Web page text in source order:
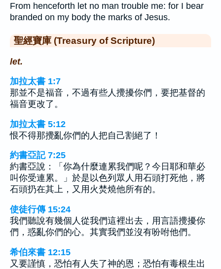
From henceforth let no man trouble me: for I bear
branded on my body the marks of Jesus.
聖經寶庫 (Treasury of Scripture)
let.
加拉太書 1:7
那並不是福音，不過有些人攪擾你們，要把基督的
福音更改了。
加拉太書 5:12
恨不得那攪亂你們的人把自己割絕了！
約書亞記 7:25
約書亞說：「你為什麼連累我們呢？今日耶和華必
叫你受連累。」於是以色列眾人用石頭打死他，將
石頭扔在其上，又用火焚燒他所有的。
使徒行傳 15:24
我們聽說有幾個人從我們這裡出去，用言語攪擾你
們，惑亂你們的心。其實我們並沒有吩咐他們。
希伯來書 12:15
又要謹慎，恐怕有人失了神的恩；恐怕有毒根生出